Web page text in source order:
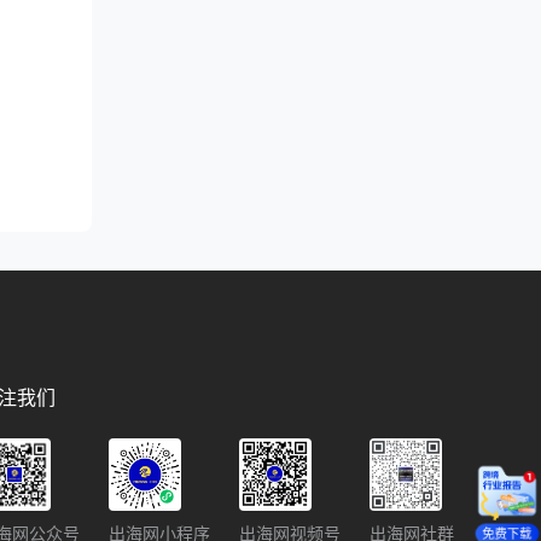
我们
网公众号 出海网小程序 出海网视频号 出海网社群 免费下载